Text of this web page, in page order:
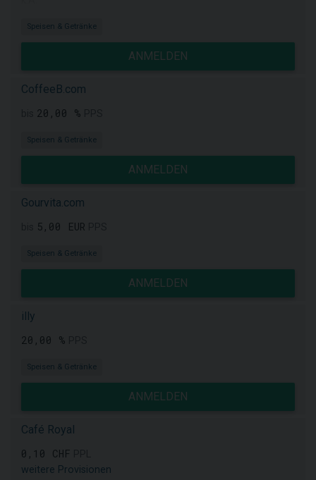
Speisen & Getränke
ANMELDEN
CoffeeB.com
20,00 %
Speisen & Getränke
ANMELDEN
Gourvita.com
5,00 EUR
Speisen & Getränke
ANMELDEN
illy
20,00 %
Speisen & Getränke
ANMELDEN
Café Royal
0,10 CHF
weitere Provisionen